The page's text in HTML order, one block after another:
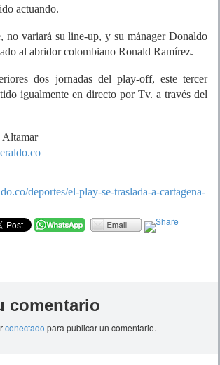
actuando.
no variará su line-up, y su mánager Donaldo
al abridor colombiano Ronald Ramírez.
dos jornadas del play-off, este tercer
igualmente en directo por Tv. a través del
Altamar
deportes/el-play-se-traslada-a-cartagena-
comentario
conectado para publicar un comentario.